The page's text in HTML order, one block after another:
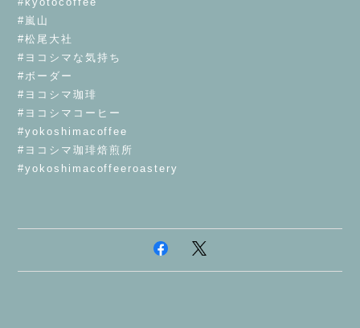
#嵐山
#松尾大社
#ヨコシマな気持ち
#ボーダー
#ヨコシマ珈琲
#ヨコシマコーヒー
#yokoshimacoffee
#ヨコシマ珈琲焙煎所
#yokoshimacoffeeroastery